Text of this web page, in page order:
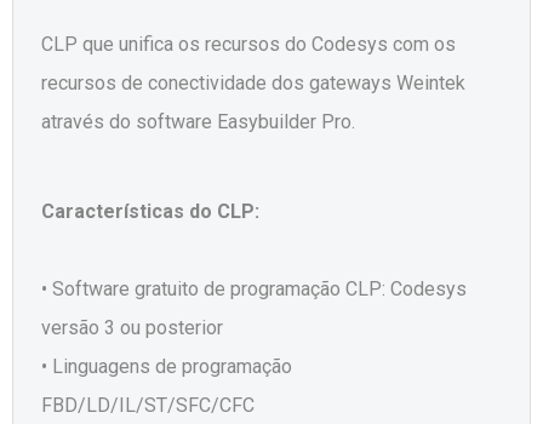
CLP que unifica os recursos do Codesys com os
recursos de conectividade dos gateways Weintek
através do software Easybuilder Pro.
Características do CLP:
• Software gratuito de programação CLP: Codesys
versão 3 ou posterior
• Linguagens de programação
FBD/LD/IL/ST/SFC/CFC